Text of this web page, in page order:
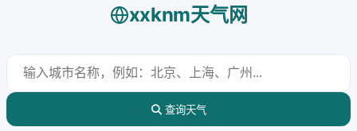
xxknm天气网
查询天气